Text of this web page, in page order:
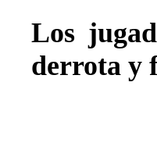
Los
derrota y